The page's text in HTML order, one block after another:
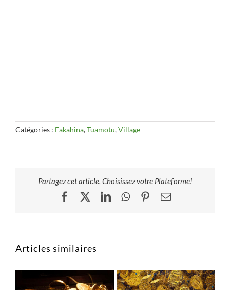
Catégories : Fakahina,Tuamotu,Village
Partagez cet article, Choisissez votre Plateforme!
FacebookLinkedInWhatsApp
Pinterest
Email
Articles similaires